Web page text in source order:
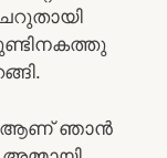
ആണ് ഞാൻ